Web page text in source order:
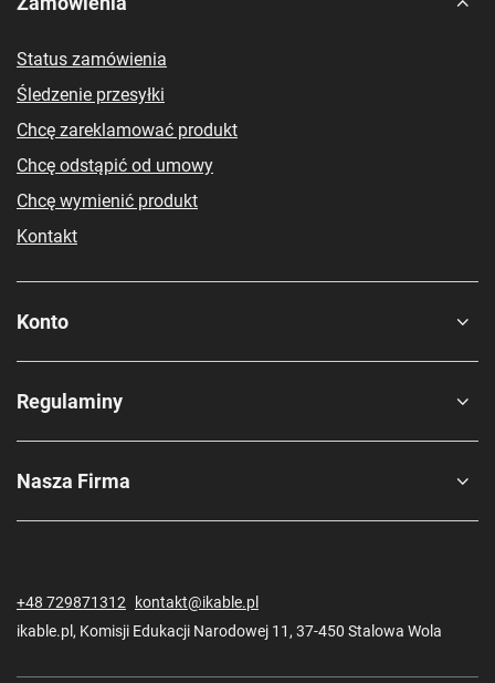
2x2
Status zamówienia
Śledzenie przesyłki
Chcę zareklamować produkt
Chcę odstąpić od umowy
Chcę wymienić produkt
Kontakt
Konto
Regulaminy
Nasza Firma
+48 729871312
kontakt@ikable.pl
ikable.pl , Komisji Edukacji Narodowej 11 , 37-450 Stalowa Wola